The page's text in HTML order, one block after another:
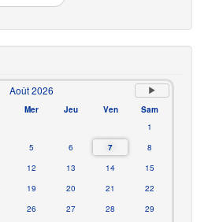
Août 2026
Mer Jeu Ven
Sam
1
5 6 7
8
12 13 14
15
19 20 21
22
26 27 28
29